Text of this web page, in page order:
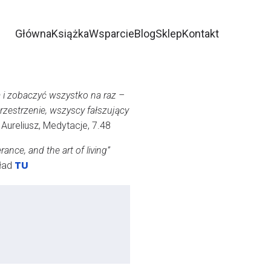
GłównaKsiążkaWsparcieBlogSklepKontakt
zobaczyć wszystko na raz –
wszyscy fałszujący
Medytacje, 7.48
and the art of living”
TU